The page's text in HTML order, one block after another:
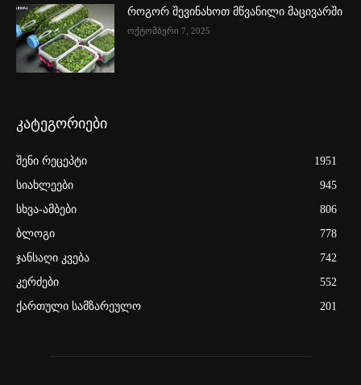
როგორ შევინახოთ მწვანილი მაცივარში
ოქტომბერი 7, 2025
კატეგორიები
შენი რეცეპტი
1951
სიახლეები
945
სხვა-ამბები
806
ბლოგი
778
ჯანსაღი კვება
742
კერძები
552
ქართული სამზარეულო
201